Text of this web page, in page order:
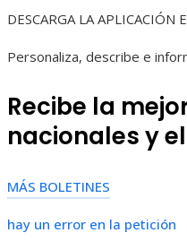
DESCARGA LA APLICACIÓN
Personaliza, describe e
Recibe la
nacionales y
MÁS BOLETINES
hay un error en la petición